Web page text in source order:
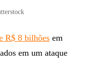
R$ 8 bilhões em
em um ataque